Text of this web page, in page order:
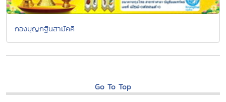
กองบุญกฐินสามัคคี
Go To Top